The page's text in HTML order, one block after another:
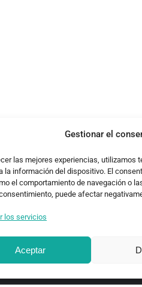
Gestionar el
las mejores experiencias,
la información del dispositivo. El
el comportamiento de navegación o
puede afectar
los servicios
Aceptar